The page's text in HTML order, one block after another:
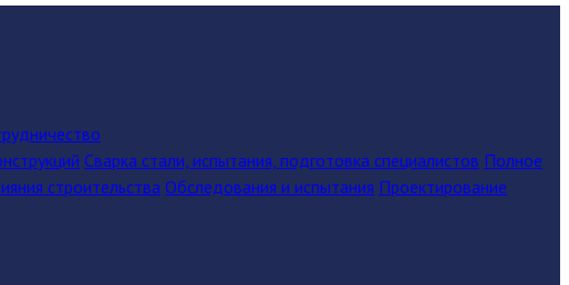
Сварка стали, испытания, подготовка специалистов Полное
строительства Обследования и испытания Проектирование